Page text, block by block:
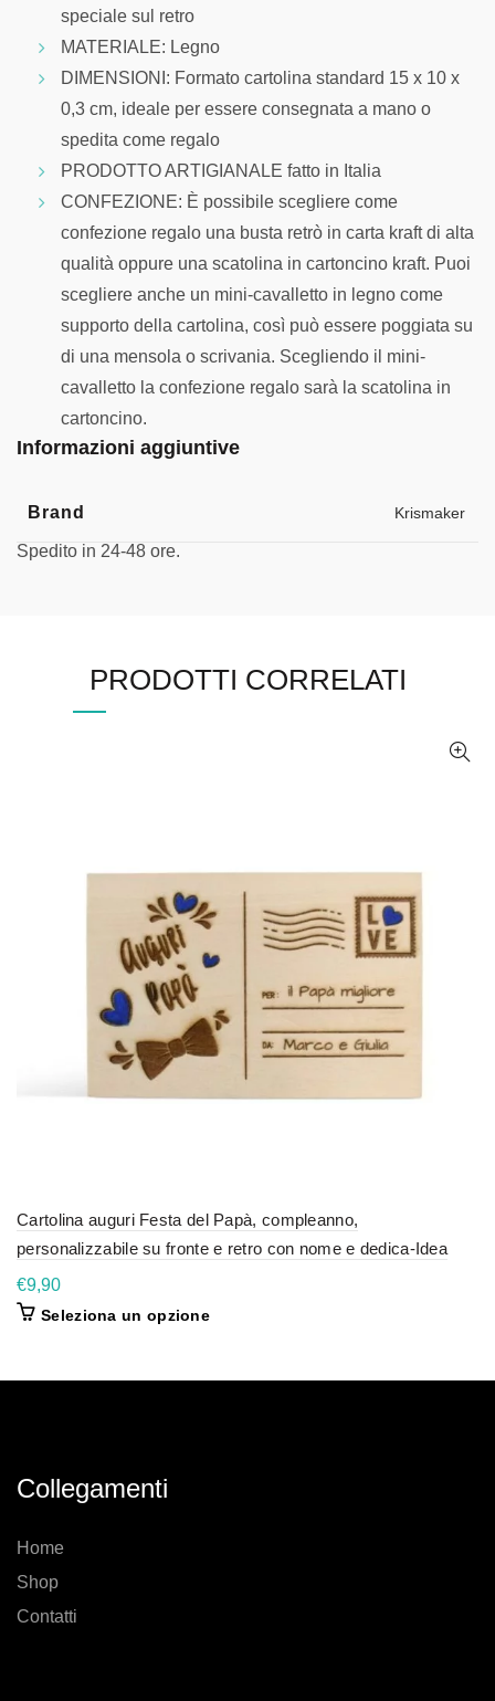
speciale sul retro
MATERIALE: Legno
DIMENSIONI: Formato cartolina standard 15 x 10 x
0,3 cm, ideale per essere consegnata a mano o
spedita come regalo
PRODOTTO ARTIGIANALE fatto in Italia
CONFEZIONE: È possibile scegliere come
confezione regalo una busta retrò in carta kraft di alta
qualità oppure una scatolina in cartoncino kraft. Puoi
scegliere anche un mini-cavalletto in legno come
supporto della cartolina, così può essere poggiata su
di una mensola o scrivania. Scegliendo il mini-
cavalletto la confezione regalo sarà la scatolina in
cartoncino.
Informazioni aggiuntive
Brand Krismaker
Spedito in 24-48 ore.
PRODOTTI CORRELATI
Cartolina auguri Festa del Papà, compleanno,
personalizzabile su fronte e retro con nome e dedica-Idea
Regalo papà
€9,90
Seleziona un opzione
Collegamenti
Home
Shop
Contatti